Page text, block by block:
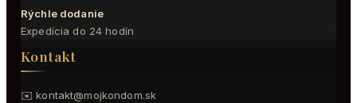
Rýchle dodanie
Expedícia do 24 hodín
Kontakt
✉️kontakt@mojkondom.sk